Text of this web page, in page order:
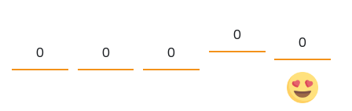
0 0 0
0 0